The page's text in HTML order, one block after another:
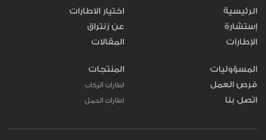
الرئيسية
إستشارة
الإطارات
اختيار الاطارات
عن زنتراق
المقالات
المسؤوليات
فرص العمل
اتصل بنا
المنتجات
اطارات الركاب
اطارات الحمل